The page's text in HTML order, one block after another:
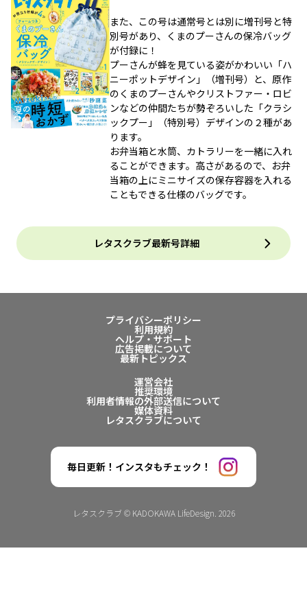
また、この号は通常号とは別に増刊号と特
別号があり、くまのプーさんの保冷バッグ
が付録に！
プーさんが蜂を見ている姿がかわいい「ハ
ニーポットデザイン」（増刊号）と、原作
のくまのプーさんやクリストファー・ロビ
ンなどの仲間たちが勢ぞろいした「クラシ
ックプー」（特別号）デザインの２種があ
ります。
お弁当箱と水筒、カトラリーを一緒に入れ
ることができます。高さがあるので、お弁
当箱の上にミニサイズの保存容器を入れる
こともできる仕様のバッグです。
レタスクラブ最新号詳細
プライバシーポリシー
利用規約
ヘルプ・サポート
広告掲載について
最新トピックス
運営会社
推奨環境
利用者情報の外部送信について
媒体資料
レタスクラブについて
毎日更新！インスタもチェック！
レタスクラブ © KADOKAWA LifeDesign. 2026